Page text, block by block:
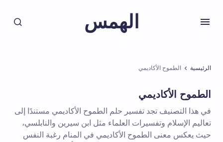
الهمس
الرئيسية الطموح الأكاديمي
الطموح الأكاديمي
في هذا التصنيف تجد تفسير حلم الطموح الأكاديمي مستندًا إلى
تعاليم الإسلام وتفسيرات العلماء مثل ابن سيرين والنابلسي،
حيث يعكس معنى الطموح الأكاديمي في المنام رغبة النفس